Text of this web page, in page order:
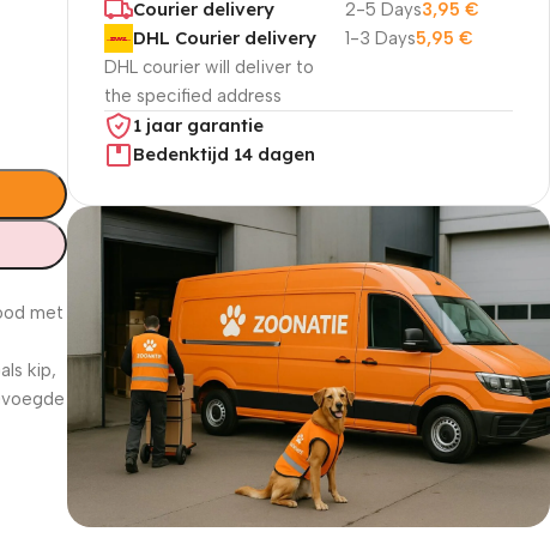
met
kip,
Courier delivery
2-5 Days3,95€
DHL Courier delivery
DHL courier will deliver to
the specified address
1-3 Days5,95€
1 jaar garantie
Bedenktijd 14 dagen